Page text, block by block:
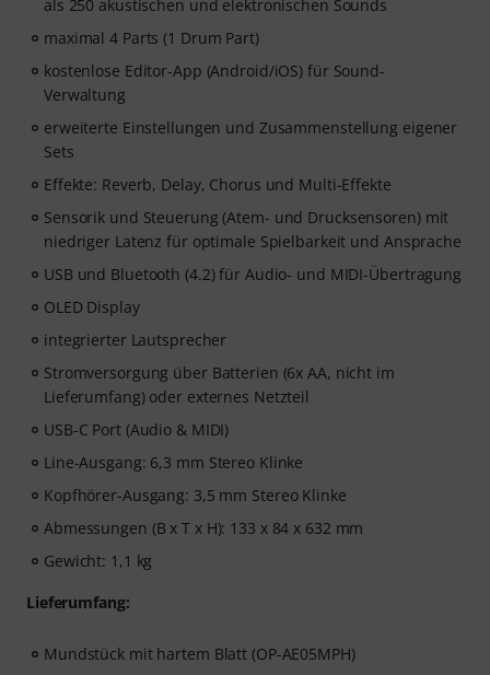
als 250 akustischen und elektronischen Sounds
maximal 4 Parts (1 Drum Part)
kostenlose Editor-App (Android/iOS) für Sound-
Verwaltung
erweiterte Einstellungen und Zusammenstellung eigener
Sets
Effekte: Reverb, Delay, Chorus und Multi-Effekte
Sensorik und Steuerung (Atem- und Drucksensoren) mit
niedriger Latenz für optimale Spielbarkeit und Ansprache
USB und Bluetooth (4.2) für Audio- und MIDI-Übertragung
OLED Display
integrierter Lautsprecher
Stromversorgung über Batterien (6x AA, nicht im
Lieferumfang) oder externes Netzteil
USB-C Port (Audio & MIDI)
Line-Ausgang: 6,3 mm Stereo Klinke
Kopfhörer-Ausgang: 3,5 mm Stereo Klinke
Abmessungen (B x T x H): 133 x 84 x 632 mm
Gewicht: 1,1 kg
Lieferumfang:
Mundstück mit hartem Blatt (OP-AE05MPH)